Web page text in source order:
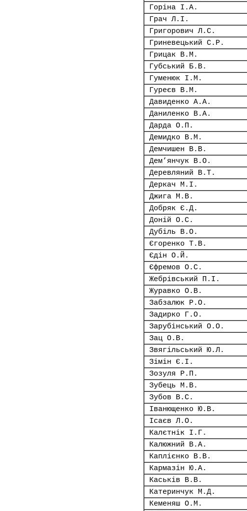
Горіна І.А.
Грач Л.І.
Григорович Л.С.
Гриневецький С.Р.
Грицак В.М.
Губський Б.В.
Гуменюк І.М.
Гуреєв В.М.
Давиденко А.А.
Даниленко В.А.
Дарда О.П.
Демидко В.М.
Демчишен В.В.
Дем’янчук В.О.
Деревляний В.Т.
Деркач М.І.
Джига М.В.
Добряк Є.Д.
Доній О.С.
Дубіль В.О.
Єгоренко Т.В.
Єдін О.Й.
Єфремов О.С.
Жебрівський П.І.
Журавко О.В.
Забзалюк Р.О.
Задирко Г.О.
Зарубінський О.О.
Зац О.В.
Звягільський Ю.Л.
Зімін Є.І.
Зозуля Р.П.
Зубець М.В.
Зубов В.С.
Іванющенко Ю.В.
Ісаєв Л.О.
Калєтнік І.Г.
Калюжний В.А.
Каплієнко В.В.
Кармазін Ю.А.
Каськів В.В.
Катеринчук М.Д.
Кеменяш О.М.